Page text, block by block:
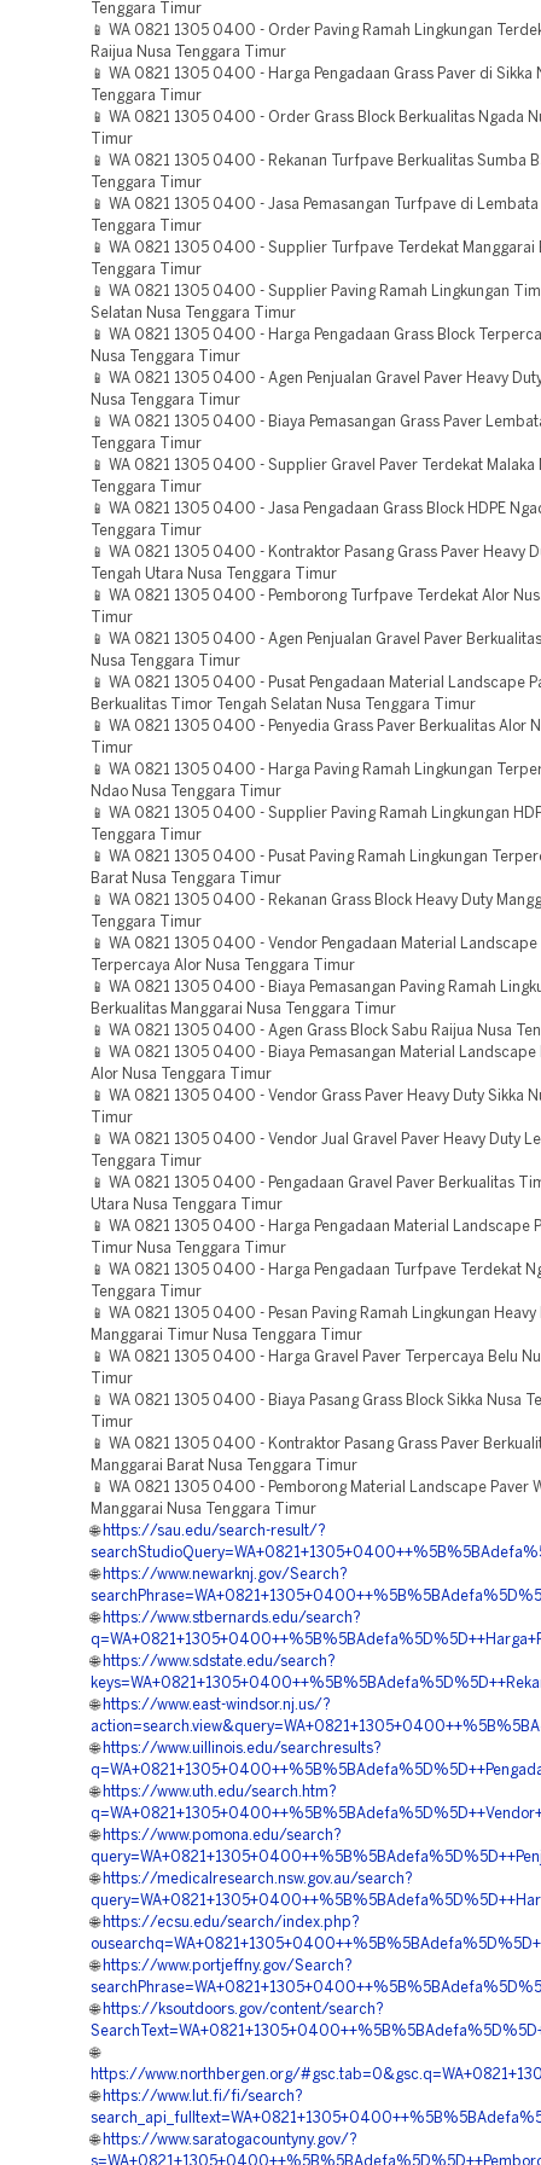
Tenggara Timur
📱 WA 0821 1305 0400 - Order Paving Ramah Lingkungan
Raijua Nusa Tenggara Timur
📱 WA 0821 1305 0400 - Harga Pengadaan Grass Paver di Sikka
Tenggara Timur
📱 WA 0821 1305 0400 - Order Grass Block Berkualitas Ngada
Timur
📱 WA 0821 1305 0400 - Rekanan Turfpave Berkualitas Sumba
Tenggara Timur
📱 WA 0821 1305 0400 - Jasa Pemasangan Turfpave di Lembata
Tenggara Timur
📱 WA 0821 1305 0400 - Supplier Turfpave Terdekat Manggarai
Tenggara Timur
📱 WA 0821 1305 0400 - Supplier Paving Ramah Lingkungan
Selatan Nusa Tenggara Timur
📱 WA 0821 1305 0400 - Harga Pengadaan Grass Block
Nusa Tenggara Timur
📱 WA 0821 1305 0400 - Agen Penjualan Gravel Paver Heavy
Nusa Tenggara Timur
📱 WA 0821 1305 0400 - Biaya Pemasangan Grass Paver
Tenggara Timur
📱 WA 0821 1305 0400 - Supplier Gravel Paver Terdekat Malaka
Tenggara Timur
📱 WA 0821 1305 0400 - Jasa Pengadaan Grass Block HDPE
Tenggara Timur
📱 WA 0821 1305 0400 - Kontraktor Pasang Grass Paver Heavy
Tengah Utara Nusa Tenggara Timur
📱 WA 0821 1305 0400 - Pemborong Turfpave Terdekat Alor
Timur
📱 WA 0821 1305 0400 - Agen Penjualan Gravel Paver
Nusa Tenggara Timur
📱 WA 0821 1305 0400 - Pusat Pengadaan Material Landscape
Berkualitas Timor Tengah Selatan Nusa Tenggara Timur
📱 WA 0821 1305 0400 - Penyedia Grass Paver Berkualitas Alor
Timur
📱 WA 0821 1305 0400 - Harga Paving Ramah Lingkungan
Ndao Nusa Tenggara Timur
📱 WA 0821 1305 0400 - Supplier Paving Ramah Lingkungan
Tenggara Timur
📱 WA 0821 1305 0400 - Pusat Paving Ramah Lingkungan
Barat Nusa Tenggara Timur
📱 WA 0821 1305 0400 - Rekanan Grass Block Heavy Duty
Tenggara Timur
📱 WA 0821 1305 0400 - Vendor Pengadaan Material Landscape
Terpercaya Alor Nusa Tenggara Timur
📱 WA 0821 1305 0400 - Biaya Pemasangan Paving Ramah
Berkualitas Manggarai Nusa Tenggara Timur
📱 WA 0821 1305 0400 - Agen Grass Block Sabu Raijua Nusa
📱 WA 0821 1305 0400 - Biaya Pemasangan Material Landscape
Alor Nusa Tenggara Timur
📱 WA 0821 1305 0400 - Vendor Grass Paver Heavy Duty Sikka
Timur
📱 WA 0821 1305 0400 - Vendor Jual Gravel Paver Heavy Duty
Tenggara Timur
📱 WA 0821 1305 0400 - Pengadaan Gravel Paver Berkualitas
Utara Nusa Tenggara Timur
📱 WA 0821 1305 0400 - Harga Pengadaan Material Landscape
Timur Nusa Tenggara Timur
📱 WA 0821 1305 0400 - Harga Pengadaan Turfpave Terdekat
Tenggara Timur
📱 WA 0821 1305 0400 - Pesan Paving Ramah Lingkungan Heavy
Manggarai Timur Nusa Tenggara Timur
📱 WA 0821 1305 0400 - Harga Gravel Paver Terpercaya Belu
Timur
📱 WA 0821 1305 0400 - Biaya Pasang Grass Block Sikka Nusa
Timur
📱 WA 0821 1305 0400 - Kontraktor Pasang Grass Paver
Manggarai Barat Nusa Tenggara Timur
📱 WA 0821 1305 0400 - Pemborong Material Landscape Paver
Manggarai Nusa Tenggara Timur
🌐 https://sau.edu/search-result/?
🌐 https://www.newarknj.gov/Search?
🌐 https://www.stbernards.edu/search?
🌐 https://www.sdstate.edu/search?
🌐 https://www.east-windsor.nj.us/?
🌐 https://www.uillinois.edu/searchresults?
🌐 https://www.uth.edu/search.htm?
🌐 https://www.pomona.edu/search?
🌐 https://medicalresearch.nsw.gov.au/search?
🌐 https://ecsu.edu/search/index.php?
🌐 https://www.portjeffny.gov/Search?
🌐 https://ksoutdoors.gov/content/search?
🌐
https://www.northbergen.org/
🌐 https://www.lut.fi/fi/search?
🌐 https://www.saratogacountyny.gov/?